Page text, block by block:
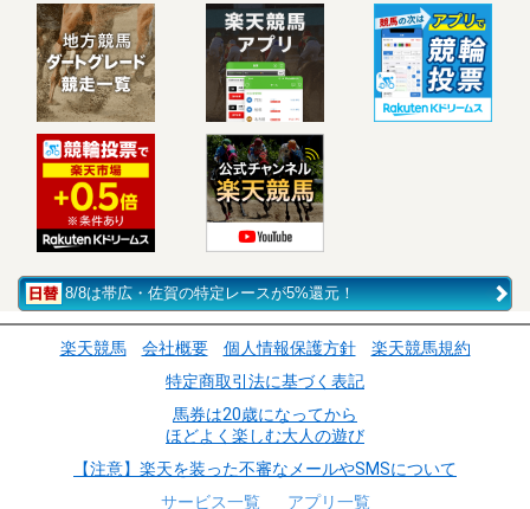
8/8は帯広・佐賀の特定レースが5%還元！
楽天競馬 会社概要 個人情報保護方針
楽天競馬規約
特定商取引法に基づく表記
馬券は20歳になってから
ほどよく楽しむ大人の遊び
【注意】楽天を装った不審なメールやSMSについて
サービス一覧
アプリ一覧